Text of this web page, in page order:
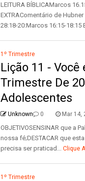
LEITURA BÍBLICAMarcos
EXTRAComentário de
28:18-20:Marcos 16:15-18:15
1º Trimestre
Lição 11 - Você
Trimestre De
Adolescentes
Unknown 0 Mar 14,
OBJETIVOSENSINAR que a
nossa fé;DESTACAR que
precisa ser praticad... Clique
1º Trimestre